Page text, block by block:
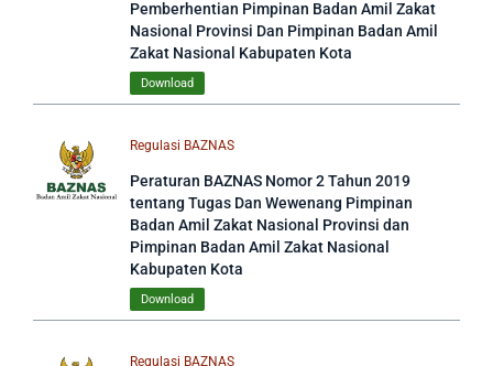
Pemberhentian Pimpinan Badan Amil Zakat
Nasional Provinsi Dan Pimpinan Badan Amil
Zakat Nasional Kabupaten Kota
Download
Regulasi BAZNAS
Peraturan BAZNAS Nomor 2 Tahun 2019
tentang Tugas Dan Wewenang Pimpinan
Badan Amil Zakat Nasional Provinsi dan
Pimpinan Badan Amil Zakat Nasional
Kabupaten Kota
Download
Regulasi BAZNAS